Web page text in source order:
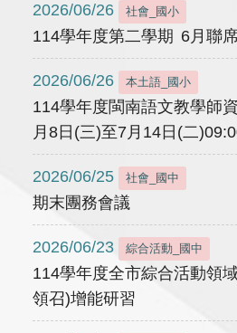
2026/06/26 社會_國小
114學年度第二學期 6月聯
2026/06/26 本土語_國小
114學年度閩南語文教學師
月8日(三)至7月14日(二
2026/06/25 社會_國中
期末團務會議
2026/06/23 綜合活動_國中
114學年度全市綜合活動領
領召)增能研習